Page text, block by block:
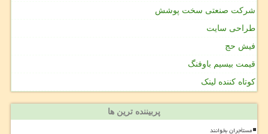
شرکت صنعتی سخت پوشش
طراحی سایت
فیش حج
قیمت بیسیم باوفنگ
کوتاه کننده لینک
پربیننده ترین ها
مستأجران بخوانند